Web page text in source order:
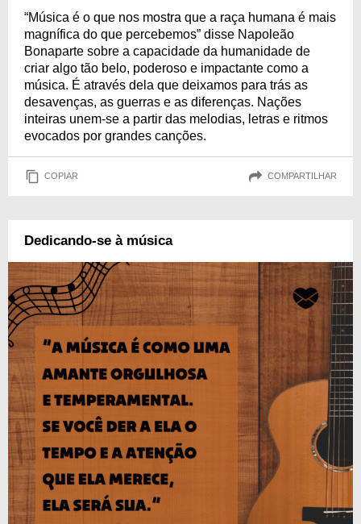
“Música é o que nos mostra que a raça humana é mais
magnífica do que percebemos” disse Napoleão
Bonaparte sobre a capacidade da humanidade de
criar algo tão belo, poderoso e impactante como a
música. É através dela que deixamos para trás as
desavenças, as guerras e as diferenças. Nações
inteiras unem-se a partir das melodias, letras e ritmos
evocados por grandes canções.
COPIAR COMPARTILHAR
Dedicando-se à música